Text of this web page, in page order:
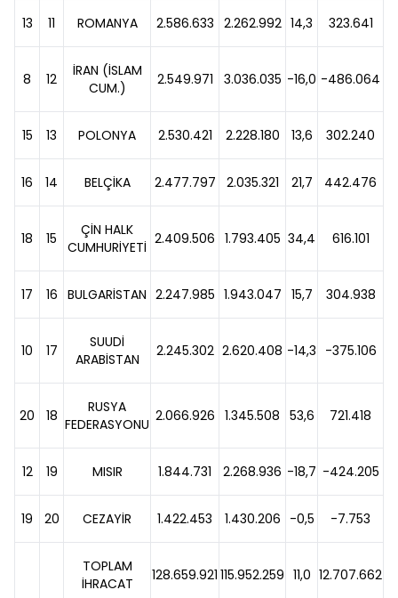
13 11 ROMANYA 2.586.633 2.262.992 14,3 323.641
8 12
İRAN (İSLAM
CUM.)
2.549.971 3.036.035 -16,0 -486.064
15 13 POLONYA 2.530.421 2.228.180 13,6 302.240
16 14 BELÇİKA 2.477.797 2.035.321 21,7 442.476
18 15
ÇİN HALK
CUMHURİYETİ 2.409.506 1.793.405 34,4 616.101
17 16 BULGARİSTAN 2.247.985 1.943.047 15,7 304.938
10 17
SUUDİ
ARABİSTAN
2.245.302 2.620.408 -14,3 -375.106
20 18
RUSYA
FEDERASYONU 2.066.926 1.345.508 53,6 721.418
12 19 MISIR 1.844.731 2.268.936 -18,7 -424.205
19 20 CEZAYİR 1.422.453 1.430.206 -0,5 -7.753
TOPLAM
İHRACAT
128.659.921 115.952.259 11,0 12.707.662